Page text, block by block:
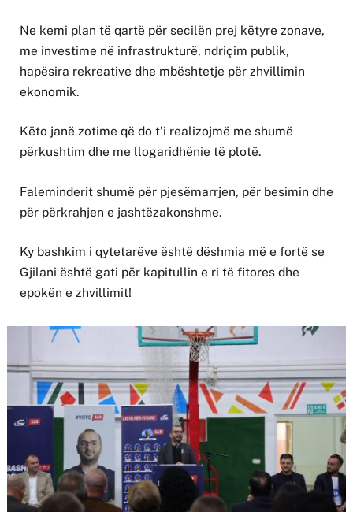
Ne kemi plan të qartë për secilën prej këtyre zonave,
me investime në infrastrukturë, ndriçim publik,
hapësira rekreative dhe mbështetje për zhvillimin
ekonomik.
Këto janë zotime që do t’i realizojmë me shumë
përkushtim dhe me llogaridhënie të plotë.
Faleminderit shumë për pjesëmarrjen, për besimin dhe
për përkrahjen e jashtëzakonshme.
Ky bashkim i qytetarëve është dëshmia më e fortë se
Gjilani është gati për kapitullin e ri të fitores dhe
epokën e zhvillimit!